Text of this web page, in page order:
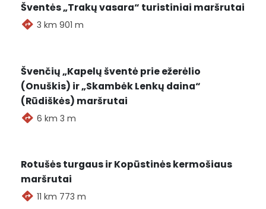
Renginių nėra
Šventės „Trakų vasara“ turistiniai maršrutai
3 km 901 m
Švenčių „Kapelų šventė prie ežerėlio
(Onuškis) ir „Skambėk Lenkų daina“
(Rūdiškės) maršrutai
6 km 3 m
Rotušės turgaus ir Kopūstinės kermošiaus
maršrutai
11 km 773 m